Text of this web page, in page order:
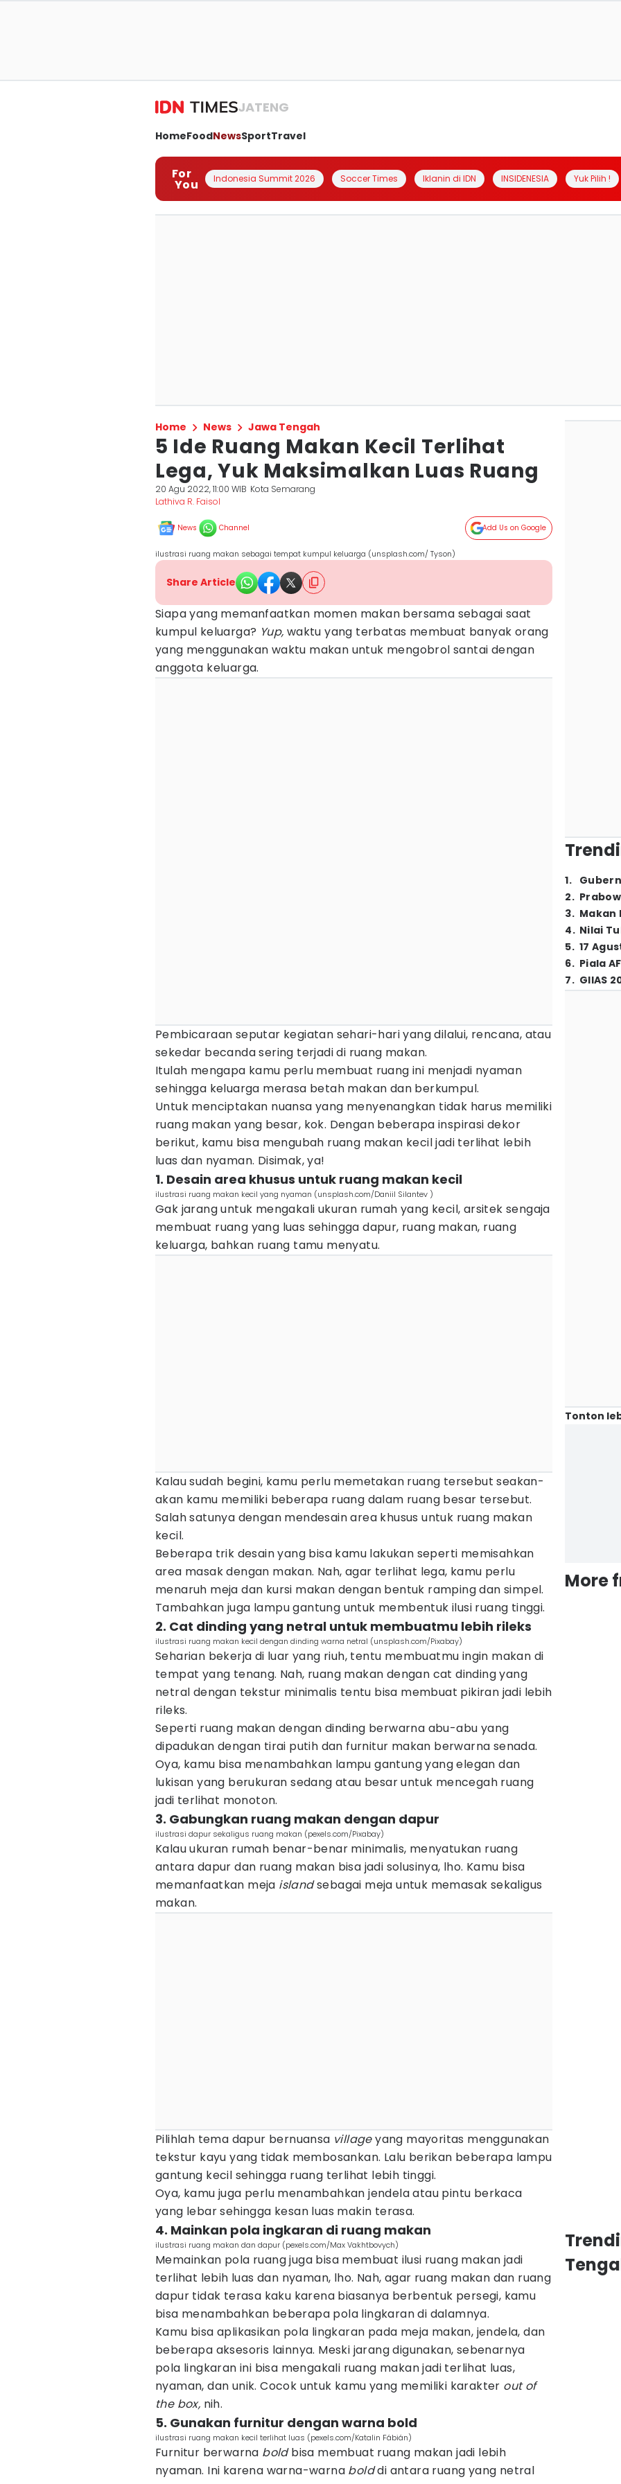
JATENG
HomeFoodNewsSportTravel
For
You Indonesia Summit 2026 Soccer Times Iklanin di IDN INSIDENESIA Yuk Pilih !
Home News Jawa Tengah
5 Ide Ruang Makan Kecil Terlihat
Lega, Yuk Maksimalkan Luas Ruang
20 Agu 2022, 11:00 WIB Kota Semarang
Lathiva R. Faisol
News Channel Add Us on Google
ilustrasi ruang makan sebagai tempat kumpul keluarga (unsplash.com/ Tyson)
Share Article
Siapa yang memanfaatkan momen makan bersama sebagai saat
kumpul keluarga? Yup, waktu yang terbatas membuat banyak orang
yang menggunakan waktu makan untuk mengobrol santai dengan
anggota keluarga.
Pembicaraan seputar kegiatan sehari-hari yang dilalui, rencana, atau
sekedar becanda sering terjadi di ruang makan.
Itulah mengapa kamu perlu membuat ruang ini menjadi nyaman
sehingga keluarga merasa betah makan dan berkumpul.
Untuk menciptakan nuansa yang menyenangkan tidak harus memiliki
ruang makan yang besar, kok. Dengan beberapa inspirasi dekor
berikut, kamu bisa mengubah ruang makan kecil jadi terlihat lebih
luas dan nyaman. Disimak, ya!
1. Desain area khusus untuk ruang makan kecil
ilustrasi ruang makan kecil yang nyaman (unsplash.com/Daniil Silantev )
Gak jarang untuk mengakali ukuran rumah yang kecil, arsitek sengaja
membuat ruang yang luas sehingga dapur, ruang makan, ruang
keluarga, bahkan ruang tamu menyatu.
Kalau sudah begini, kamu perlu memetakan ruang tersebut seakan-
akan kamu memiliki beberapa ruang dalam ruang besar tersebut.
Salah satunya dengan mendesain area khusus untuk ruang makan
kecil.
Beberapa trik desain yang bisa kamu lakukan seperti memisahkan
area masak dengan makan. Nah, agar terlihat lega, kamu perlu
menaruh meja dan kursi makan dengan bentuk ramping dan simpel.
Tambahkan juga lampu gantung untuk membentuk ilusi ruang tinggi.
2. Cat dinding yang netral untuk membuatmu lebih rileks
ilustrasi ruang makan kecil dengan dinding warna netral (unsplash.com/Pixabay)
Seharian bekerja di luar yang riuh, tentu membuatmu ingin makan di
tempat yang tenang. Nah, ruang makan dengan cat dinding yang
netral dengan tekstur minimalis tentu bisa membuat pikiran jadi lebih
rileks.
Seperti ruang makan dengan dinding berwarna abu-abu yang
dipadukan dengan tirai putih dan furnitur makan berwarna senada.
Oya, kamu bisa menambahkan lampu gantung yang elegan dan
lukisan yang berukuran sedang atau besar untuk mencegah ruang
jadi terlihat monoton.
3. Gabungkan ruang makan dengan dapur
ilustrasi dapur sekaligus ruang makan (pexels.com/Pixabay)
Kalau ukuran rumah benar-benar minimalis, menyatukan ruang
antara dapur dan ruang makan bisa jadi solusinya, lho. Kamu bisa
memanfaatkan meja islandsebagai meja untuk memasak sekaligus
makan.
Pilihlah tema dapur bernuansa villageyang mayoritas menggunakan
tekstur kayu yang tidak membosankan. Lalu berikan beberapa lampu
gantung kecil sehingga ruang terlihat lebih tinggi.
Oya, kamu juga perlu menambahkan jendela atau pintu berkaca
yang lebar sehingga kesan luas makin terasa.
4. Mainkan pola ingkaran di ruang makan
ilustrasi ruang makan dan dapur (pexels.com/Max Vakhtbovych)
Memainkan pola ruang juga bisa membuat ilusi ruang makan jadi
terlihat lebih luas dan nyaman, lho. Nah, agar ruang makan dan ruang
dapur tidak terasa kaku karena biasanya berbentuk persegi, kamu
bisa menambahkan beberapa pola lingkaran di dalamnya.
Kamu bisa aplikasikan pola lingkaran pada meja makan, jendela, dan
beberapa aksesoris lainnya. Meski jarang digunakan, sebenarnya
pola lingkaran ini bisa mengakali ruang makan jadi terlihat luas,
nyaman, dan unik. Cocok untuk kamu yang memiliki karakter out of
the box, nih.
5. Gunakan furnitur dengan warna bold
ilustrasi ruang makan kecil terlihat luas (pexels.com/Katalin Fábián)
Furnitur berwarna boldbisa membuat ruang makan jadi lebih
nyaman. Ini karena warna-warna bolddi antara ruang yang netral
1.
2.
3. Makan
4. Nilai
5. 17
6. Piala
7. GIIAS
Tonton
More